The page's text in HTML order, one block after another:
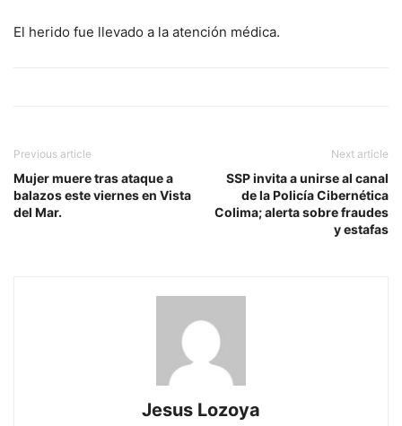
El herido fue llevado a la atención médica.
Previous article
Mujer muere tras ataque a
balazos este viernes en Vista
del Mar.
Next article
SSP invita a unirse al canal
de la Policía Cibernética
Colima; alerta sobre fraudes
y estafas
Jesus Lozoya